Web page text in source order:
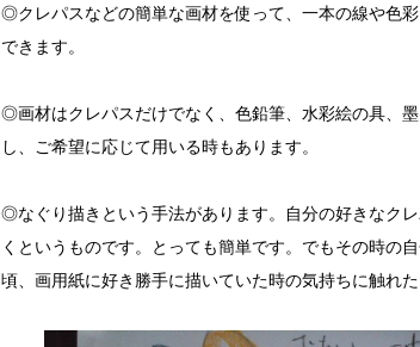
◎クレパスなどの簡単な画材を使って、一本の線や色
できます。
◎画材はクレパスだけでなく、色鉛筆、水彩絵の具、
し、ご希望に応じて用いる時
◎なぐり描きという手法があります。自分の好きなク
くというものです。とっても簡単です。でもその時の
頃、画用紙に好き勝手に描いていた時の気持ちに触れ